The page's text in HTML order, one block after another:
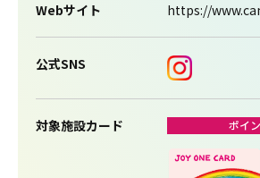
Webサイト https://
公式SNS
対象施設カード ポイ